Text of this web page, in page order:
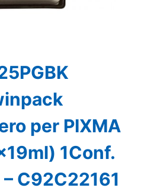
per PIXMA
1Conf.
C92C22161